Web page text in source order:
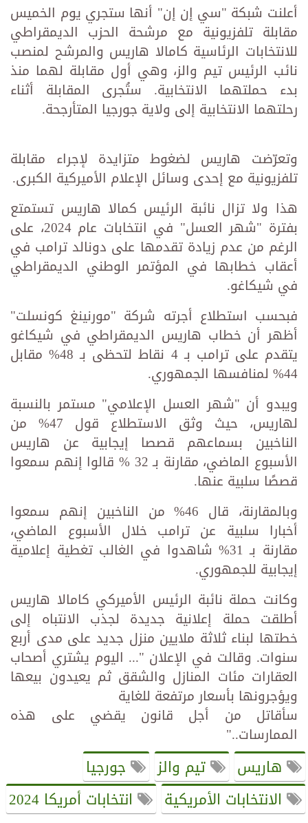
أعلنت شبكة "سي إن إن" أنها ستجري يوم الخميس
مقابلة تلفزيونية مع مرشحة الحزب الديمقراطي
للانتخابات الرئاسية كامالا هاريس والمرشح لمنصب
نائب الرئيس تيم والز، وهي أول مقابلة لهما منذ
بدء حملتهما الانتخابية. ستُجرى المقابلة أثناء
رحلتهما الانتخابية إلى ولاية جورجيا المتأرجحة.
وتعرّضت هاريس لضغوط متزايدة لإجراء مقابلة
تلفزيونية مع إحدى وسائل الإعلام الأميركية الكبرى.
هذا ولا تزال نائبة الرئيس كمالا هاريس تستمتع
بفترة "شهر العسل" في انتخابات عام 2024، على
الرغم من عدم زيادة تقدمها على دونالد ترامب في
أعقاب خطابها في المؤتمر الوطني الديمقراطي
في شيكاغو.
فبحسب استطلاع أجرته شركة "مورنينغ كونسلت"
أظهر أن خطاب هاريس الديمقراطي في شيكاغو
يتقدم على ترامب بـ 4 نقاط لتحظى بـ 48% مقابل
44% لمنافسها الجمهوري.
ويبدو أن "شهر العسل الإعلامي" مستمر بالنسبة
لهاريس، حيث وثق الاستطلاع قول 47% من
الناخبين بسماعهم قصصا إيجابية عن هاريس
الأسبوع الماضي، مقارنة بـ 32 % قالوا إنهم سمعوا
قصصًا سلبية عنها.
وبالمقارنة، قال 46% من الناخبين إنهم سمعوا
أخبارا سلبية عن ترامب خلال الأسبوع الماضي،
مقارنة بـ 31% شاهدوا في الغالب تغطية إعلامية
إيجابية للجمهوري.
وكانت حملة نائبة الرئيس الأميركي كامالا هاريس
أطلقت حملة إعلانية جديدة لجذب الانتباه إلى
خطتها لبناء ثلاثة ملايين منزل جديد على مدى أربع
سنوات. وقالت في الإعلان "... اليوم يشتري أصحاب
العقارات مئات المنازل والشقق ثم يعيدون بيعها
ويؤجرونها بأسعار مرتفعة للغاية
سأقاتل من أجل قانون يقضي على هذه
الممارسات.."
هاريس تيم والز
جورجيا
الانتخابات الأمريكية
انتخابات أمريكا 2024